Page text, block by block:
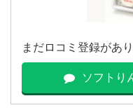
まだロコミ登録があり
ソフトり